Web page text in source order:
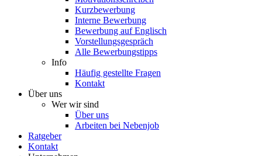
Kurzbewerbung
Interne Bewerbung
Bewerbung auf Englisch
Vorstellungsgespräch
Alle Bewerbungstipps
Info
Häufig gestellte Fragen
Kontakt
Über uns
Wer wir sind
Über uns
Arbeiten bei Nebenjob
Ratgeber
Kontakt